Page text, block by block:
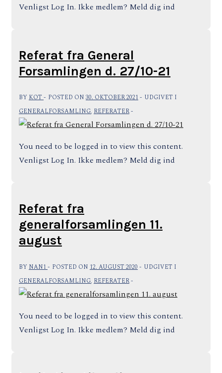
Venligst Log In. Ikke medlem? Meld dig ind
Referat fra General
Forsamlingen d. 27/10-21
BY KOT POSTED ON 30. OKTOBER 2021
UDGIVET I
GENERALFORSAMLING, REFERATER
You need to be logged in to view this content.
Venligst Log In. Ikke medlem? Meld dig ind
Referat fra
generalforsamlingen 11.
august
BY NAN1 POSTED ON 12. AUGUST 2020
UDGIVET I
GENERALFORSAMLING, REFERATER
You need to be logged in to view this content.
Venligst Log In. Ikke medlem? Meld dig ind